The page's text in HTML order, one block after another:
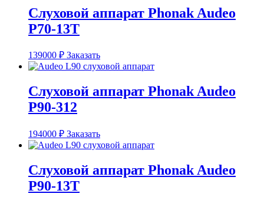
Слуховой аппарат Phonak Audeo
P70-13T
139000 ₽ Заказать
Слуховой аппарат Phonak Audeo
P90-312
194000 ₽ Заказать
Слуховой аппарат Phonak Audeo
P90-13T